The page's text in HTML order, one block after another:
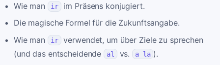
Wie man ir im Präsens konjugiert.
Die magische Formel für die Zukunftsangabe.
Wie man
ir verwendet, um über Ziele zu sprechen
(und das entscheidende al vs. a la ).